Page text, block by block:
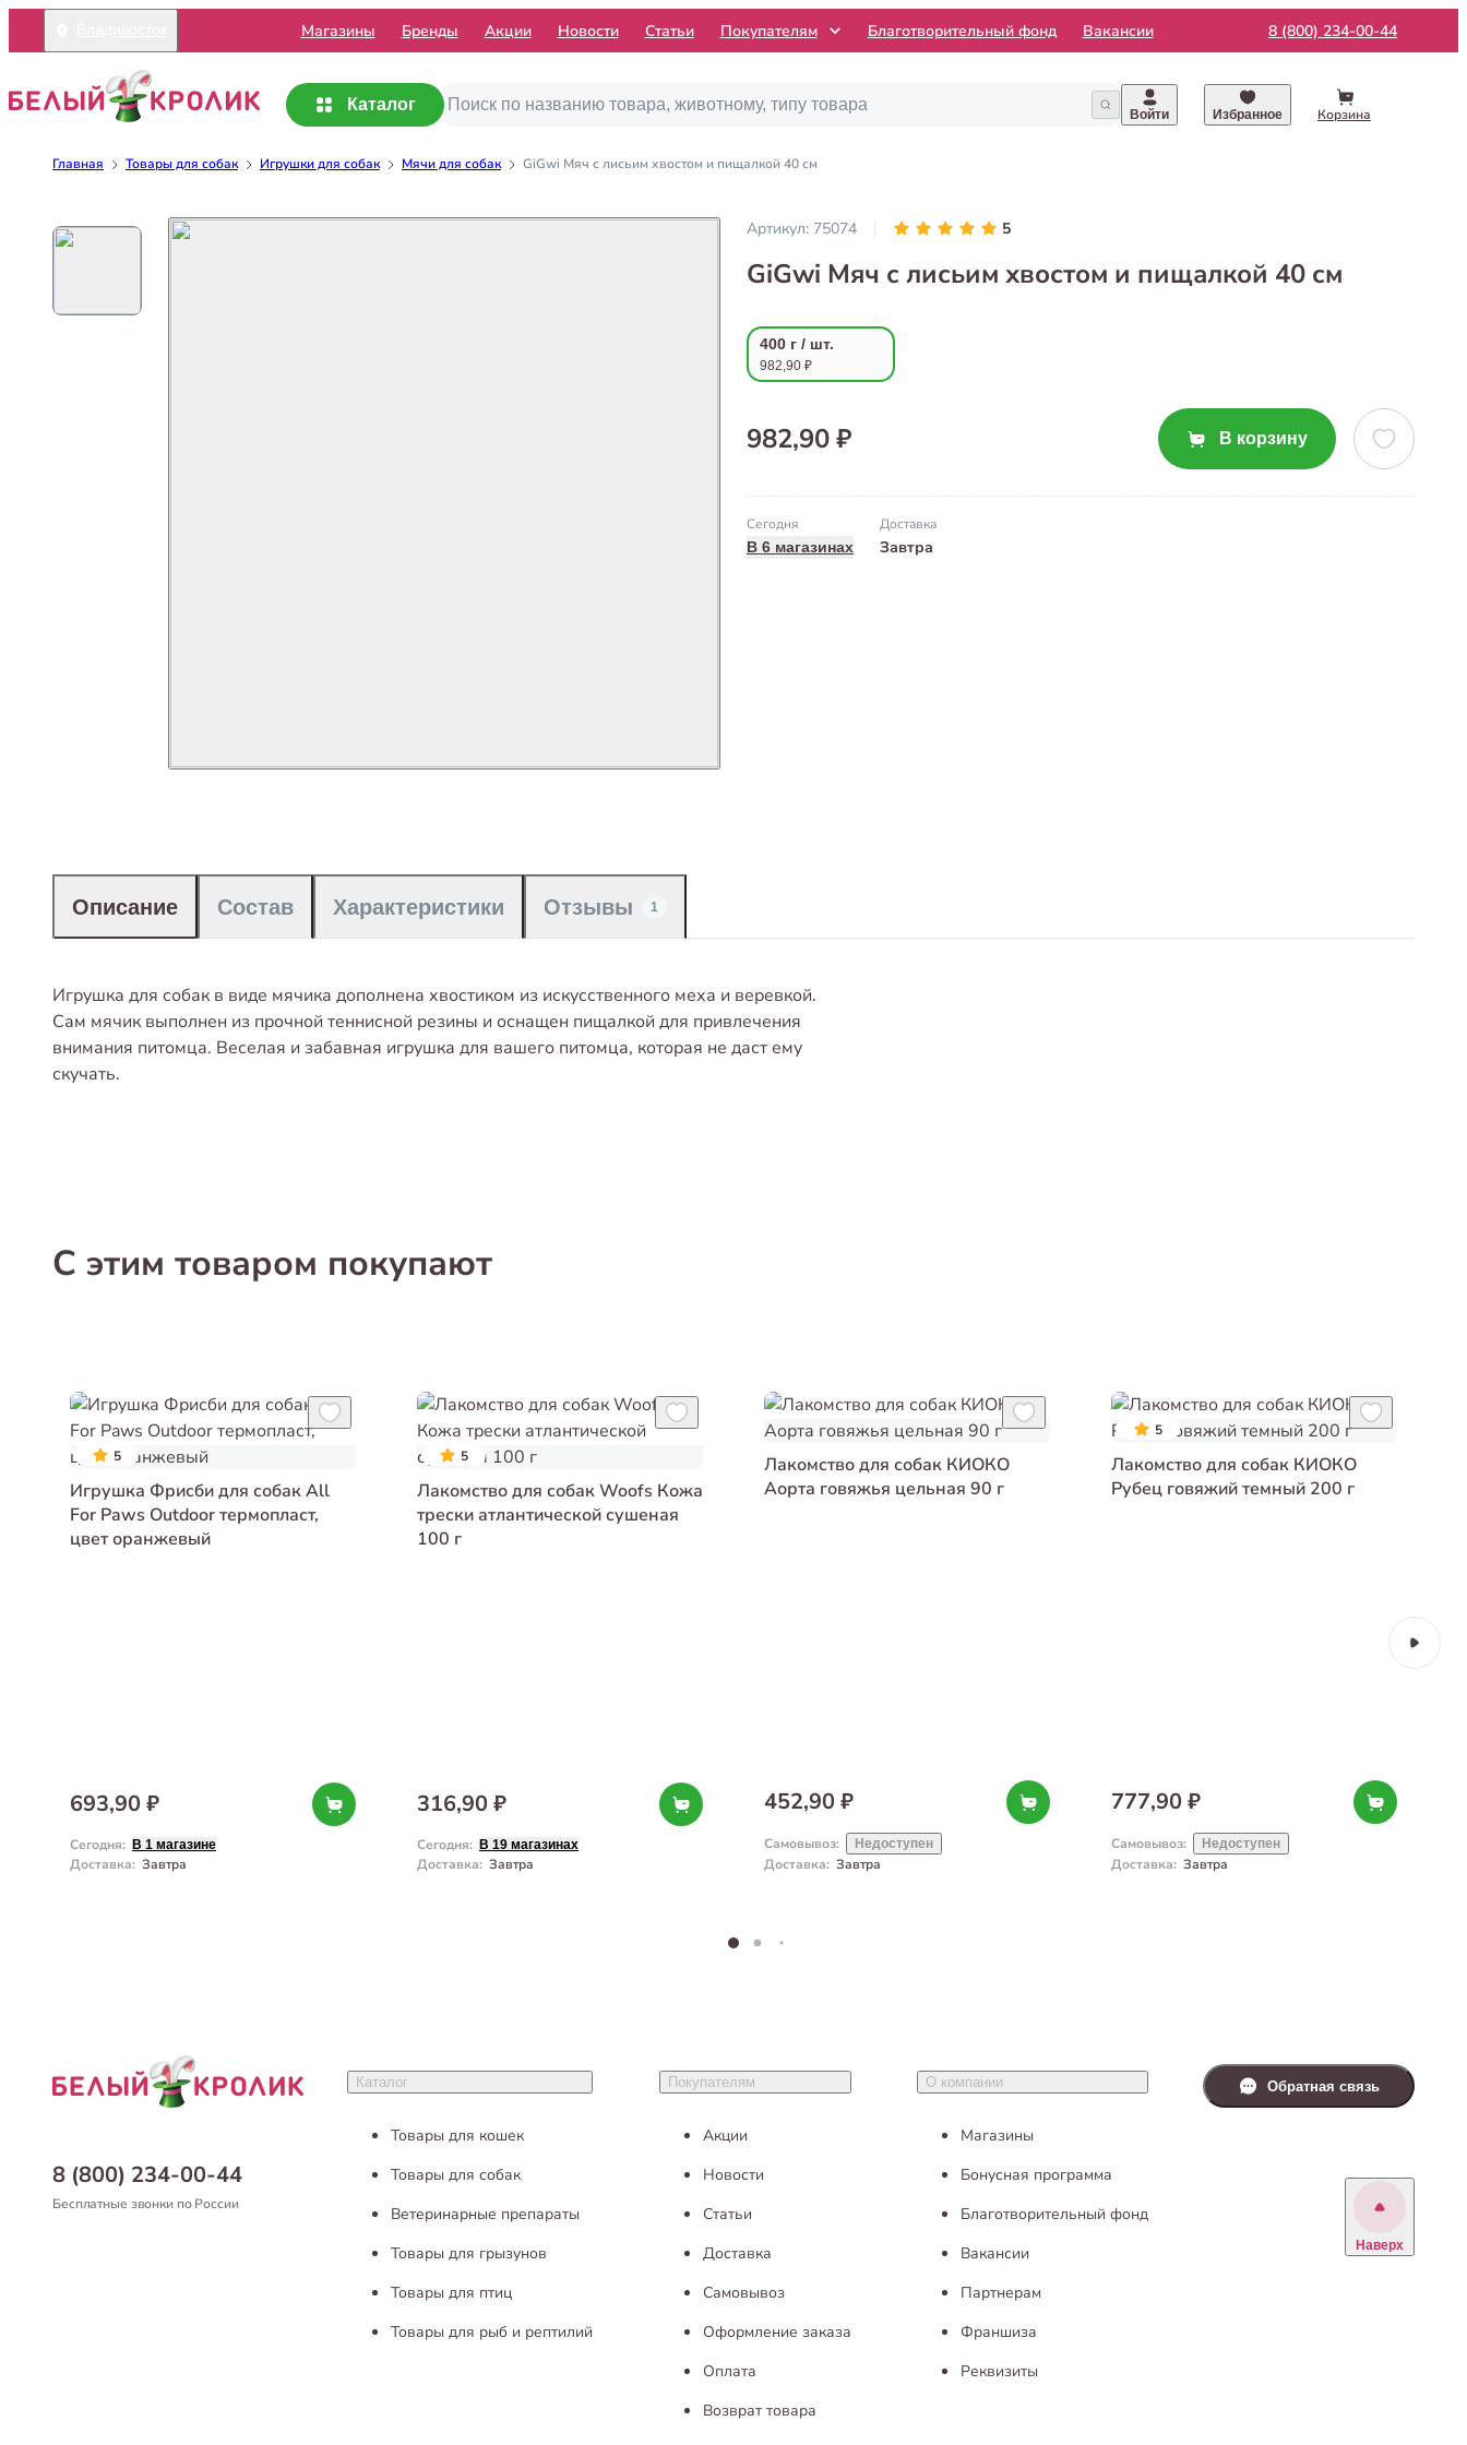
Mагазины Бренды Акции Новости Статьи Покупателям Благотворительный фонд Вакансии 8 (800) 234-00-44
Каталог
Войти Избранное Корзина
Главная Товары для собак Игрушки для собак Мячи для собак GiGwi Мяч с лисьим хвостом и пищалкой 40 см
Артикул: 75074 5
GiGwi Мяч с лисьим хвостом и пищалкой 40 см
400 г / шт.
982,90 ₽
982,90 ₽ В корзину
Сегодня
В 6 магазинах
Доставка
Завтра
Описание Состав Характеристики Отзывы 1
Игрушка для собак в виде мячика дополнена хвостиком из искусственного меха и веревкой.
Сам мячик выполнен из прочной теннисной резины и оснащен пищалкой для привлечения
внимания питомца. Веселая и забавная игрушка для вашего питомца, которая не даст ему
скучать.
С этим товаром покупают
5
Игрушка Фрисби для собак All
For Paws Outdoor термопласт,
цвет оранжевый
693,90 ₽
Сегодня: В 1 магазине
Доставка: Завтра
5
Лакомство для собак Woofs Кожа
трески атлантической сушеная
100 г
316,90 ₽
Сегодня: В 19 магазинах
Доставка: Завтра
Лакомство для собак КИОКО
Аорта говяжья цельная 90 г
452,90 ₽
Самовывоз: Недоступен
Доставка: Завтра
5
Лакомство для собак КИОКО
Рубец говяжий темный 200 г
777,90 ₽
Самовывоз: Недоступен
Доставка: Завтра
8 (800) 234-00-44
Бесплатные звонки по России
Каталог
Товары для кошек
Товары для собак
Ветеринарные препараты
Товары для грызунов
Товары для птиц
Товары для рыб и рептилий
Покупателям
Акции
Новости
Статьи
Доставка
Самовывоз
Оформление заказа
Оплата
Возврат товара
О компании
Магазины
Бонусная программа
Благотворительный фонд
Вакансии
Партнерам
Франшиза
Реквизиты
Обратная связь
Наверх